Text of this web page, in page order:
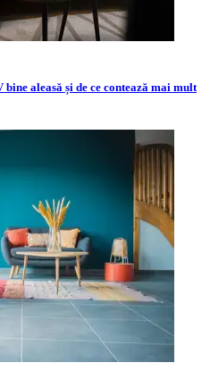
aleasă și de ce contează mai mult